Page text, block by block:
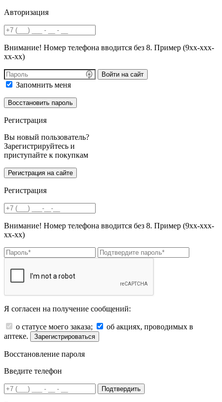
Авторизация
Внимание! Номер телефона вводится без 8. Пример (9хх-ххх-
хх-хх)
Войти на сайт
Запомнить меня
Регистрация
Вы новый пользователь?
Зарегистрируйтесь и
приступайте к покупкам
Регистрация
Внимание! Номер телефона вводится без 8. Пример (9хх-ххх-
хх-хх)
Я согласен на получение сообщений:
о статусе моего заказа;
об акциях, проводимых в
аптеке.
Зарегистрироваться
Восстановление пароля
Введите телефон
Подтвердить